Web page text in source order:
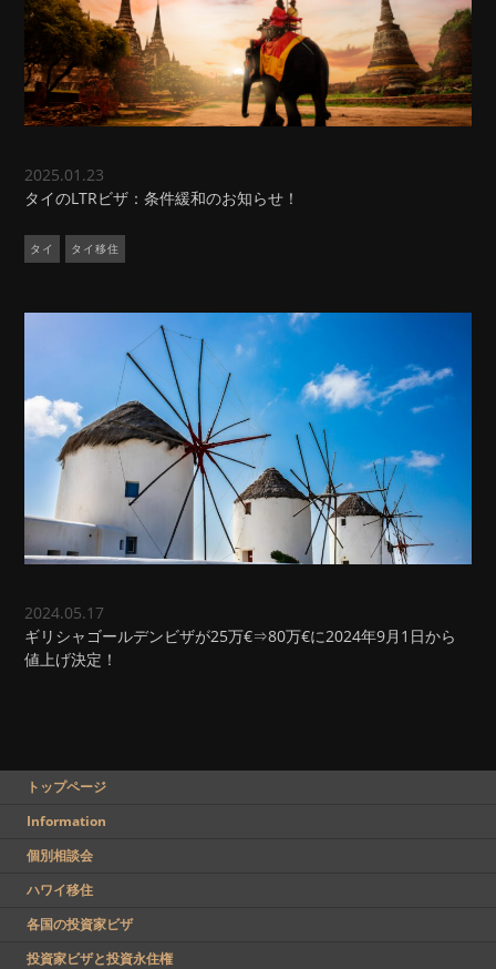
2025.01.23
タイのLTRビザ：条件緩和のお知らせ！
タイ タイ移住
2024.05.17
ギリシャゴールデンビザが25万€⇒80万€に2024年9月1日から
値上げ決定！
トップページ
Information
個別相談会
ハワイ移住
各国の投資家ビザ
投資家ビザと投資永住権